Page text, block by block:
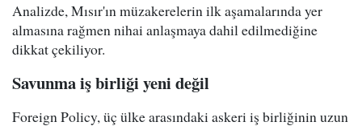
Analizde, Mısır'ın müzakerelerin ilk aşamalarında yer
almasına rağmen nihai anlaşmaya dahil edilmediğine
dikkat çekiliyor.
Savunma iş birliği yeni değil
Foreign Policy, üç ülke arasındaki askeri iş birliğinin uzun